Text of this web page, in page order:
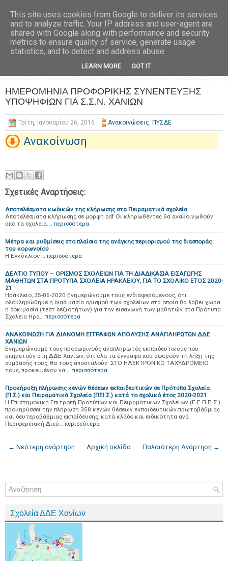
ΗΜΕΡΟΜΗΝΙΑ ΠΡΟΦΟΡΙΚΗΣ ΣΥΝΕΝΤΕΥΞΗΣ
ΥΠΟΨΗΦΙΩΝ ΓΙΑ Σ.Σ.Ν. ΧΑΝΙΩΝ
Τρίτη, Ιανουαρίου 26, 2016 Ανακοινώσεις, ΠΥΣΔΕ
Ανακοίνωση
Σχετικές Αναρτήσεις:
Αποτελέσματα κωδικών της κλήρωσης στα Πειραματικά σχολεία
Αποτελέσματα κλήρωσης σε μορφή pdf Οι κληρωθέντες θα ανακοινωθούν
από τα σχολεία.… περισσότερα
Μέτρα και ρυθμίσεις στο πλαίσιο της ανάγκης περιορισμού της διασποράς
του κορωνοϊού
Η Εγκύκλιος … περισσότερα
ΔΕΛΤΙΟ ΤΥΠΟΥ – ΟΡΙΣΜΟΣ ΣΧΟΛΕΙΩΝ ΓΙΑ ΤΗ ΔΙΑΔΙΚΑΣΙΑ ΕΙΣΑΓΩΓΗΣ
ΜΑΘΗΤΩΝ ΣΤΑ ΠΡΟΤΥΠΑ ΣΧΟΛΕΙΑ ΗΡΑΚΛΕΙΟΥ, ΓΙΑ ΤΟ ΣΧΟΛΙΚΟ ΕΤΟΣ 2020-
21
Ηράκλειο, 25-06-2020 Ενημερώνουμε τους ενδιαφερόμενους, ότι
ολοκληρώθηκε η διαδικασία ορισμού των σχολείων στα οποία θα λάβει χώρα
η δοκιμασία (τεστ δεξιοτήτων) για την εισαγωγή των μαθητών στα Πρότυπα
Σχολεία Ηρα… περισσότερα
ΑΝΑΚΟΙΝΩΣΗ ΓΙΑ ΔΙΑΝΟΜΗ ΕΓΓΡΑΦΩΝ ΑΠΟΛΥΣΗΣ ΑΝΑΠΛΗΡΩΤΩΝ ΔΔΕ
ΧΑΝΙΩΝ
Ενημερώνουμε τους προσωρινούς αναπληρωτές εκπαιδευτικούς που
υπηρετούν στη ΔΔΕ Χανίων, ότι όλα τα έγγραφα που αφορούν τη λήξη της
σύμβασής τους, θα τους αποσταλούν ΣΤΟ ΗΛΕΚΤΡΟΝΙΚΟ ΤΑΧΥΔΡΟΜΕΙΟ
τους, προκειμένου να … περισσότερα
Προκήρυξη πλήρωσης κενών θέσεων εκπαιδευτικών σε Πρότυπα Σχολεία
(Π.Σ.) και Πειραματικά Σχολεία (ΠΕΙ.Σ.) κατά το σχολικό έτος 2020-2021
Η Επιστημονική Επιτροπή Προτύπων και Πειραματικών Σχολείων (Ε.Ε.Π.Π.Σ.)
προκηρύσσει την πλήρωση 358 κενών θέσεων εκπαιδευτικών πρωτοβάθμιας
και δευτεροβάθμιας εκπαίδευσης, κατά κλάδο και ειδικότητα ανά
Περιφερειακή Διεύ… περισσότερα
← Νεότερη ανάρτηση Παλαιότερη Ανάρτηση →
Αρχική σελίδα
Σχολεία ΔΔΕ Χανίων
This site uses cookies from Google to deliver its services
and to analyze traffic. Your IP address and user-agent are
shared with Google along with performance and security
metrics to ensure quality of service, generate usage
statistics, and to detect and address abuse.
LEARN MORE GOT IT